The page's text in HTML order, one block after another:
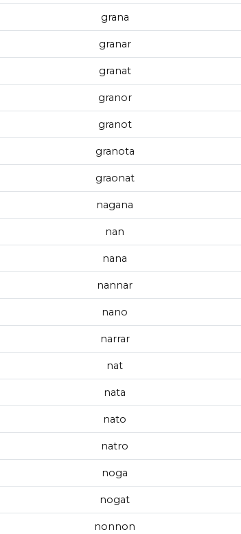
grana
granar
granat
granor
granot
granota
graonat
nagana
nan
nana
nannar
nano
narrar
nat
nata
nato
natro
noga
nogat
nonnon